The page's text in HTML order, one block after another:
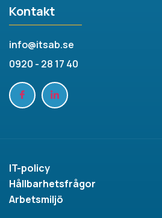
Kontakt
info@itsab.se
0920 - 28 17 40
IT-policy
Hållbarhetsfrågor
Arbetsmiljö